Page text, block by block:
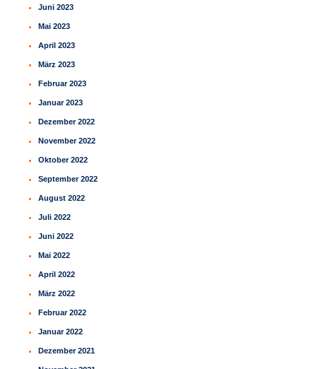
Juni 2023
Mai 2023
April 2023
März 2023
Februar 2023
Januar 2023
Dezember 2022
November 2022
Oktober 2022
September 2022
August 2022
Juli 2022
Juni 2022
Mai 2022
April 2022
März 2022
Februar 2022
Januar 2022
Dezember 2021